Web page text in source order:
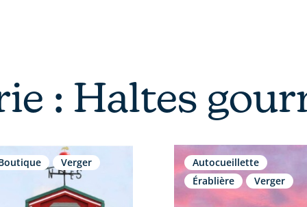
: Haltes
Verger
Autocueillette
Érablière
Verger